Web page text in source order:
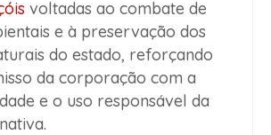
voltadas ao combate de
e à preservação dos
do estado, reforçando
da corporação com a
e o uso responsável da